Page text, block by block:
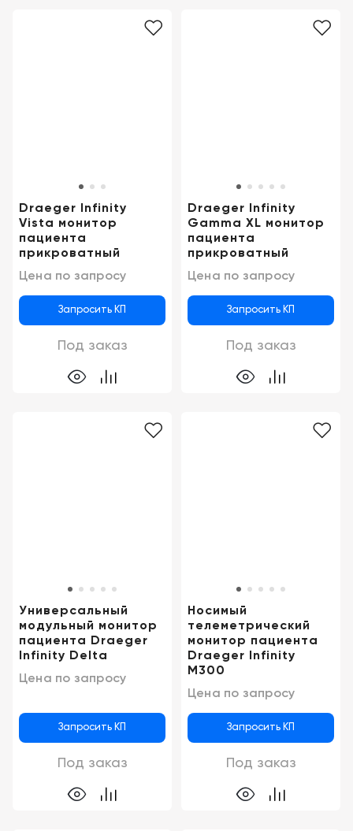
Draeger Infinity
Vista монитор
пациента
прикроватный
Цена по запросу
Запросить КП
Под заказ
Draeger Infinity
Gamma XL монитор
пациента
прикроватный
Цена по запросу
Запросить КП
Под заказ
Универсальный
модульный монитор
пациента Draeger
Infinity Delta
Цена по запросу
Запросить КП
Под заказ
Носимый
телеметрический
монитор пациента
Draeger Infinity
M300
Цена по запросу
Запросить КП
Под заказ